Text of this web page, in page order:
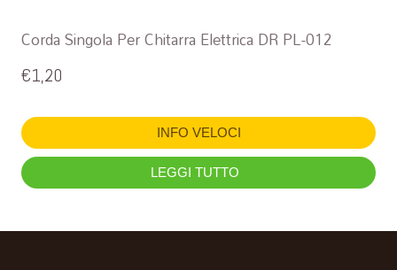
Corda Singola Per Chitarra Elettrica DR PL-012
€1,20
INFO VELOCI
LEGGI TUTTO